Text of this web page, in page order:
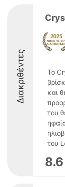
Διακριθέντες
Το
και
του
του
8.6